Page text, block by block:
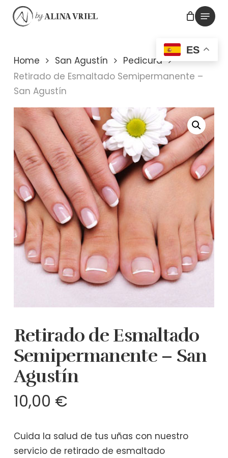
Skip
Menu
Home San Agustín
Pedicura
Retirado de Esmaltado Semipermanente –
San Agustín
Retirado de Esmaltado
Semipermanente – San
Agustín
10,00 €
Cuida la salud de tus uñas con nuestro
servicio de retirado de esmaltado
ES